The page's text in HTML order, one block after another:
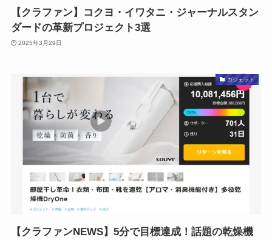
【クラファン】コクヨ・イワタニ・ジャーナルスタン
ダードの革新プロジェクト3選
2025年3月29日
ガジェット
【クラファンNEWS】5分で目標達成！話題の乾燥機